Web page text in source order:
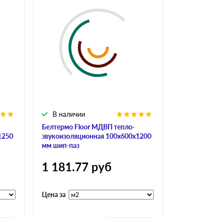
Белтермо Floor МДВП тепло-
звукоизоляционная 100х600х1200
мм шип-паз
В наличии
1 181.77 руб
Цена за